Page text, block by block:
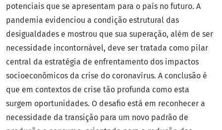
potenciais que se apresentam para o país no futuro. A
pandemia evidenciou a condição estrutural das
desigualdades e mostrou que sua superação, além de ser
necessidade incontornável, deve ser tratada como pilar
central da estratégia de enfrentamento dos impactos
socioeconômicos da crise do coronavírus. A conclusão é
que em contextos de crise tão profunda como esta
surgem oportunidades. O desafio está em reconhecer a
necessidade da transição para um novo padrão de